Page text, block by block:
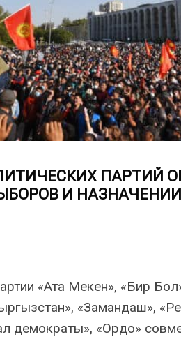
ПАРТИЙ
И
«Ата Мекен», «Бир
«Замандаш»,
демократы», «Ордо»